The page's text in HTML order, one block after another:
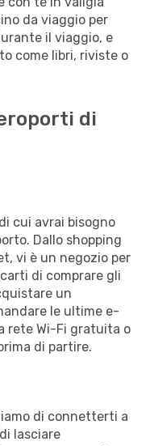
da viaggio per
il viaggio, e
come libri, riviste o
di
cui avrai bisogno
Dallo shopping
vi è un negozio per
di comprare gli
un
le ultime e-
rete Wi-Fi gratuita o
di partire.
di connetterti a
lasciare